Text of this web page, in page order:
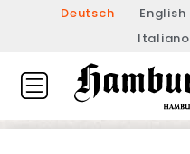
Deutsch English
Italiano